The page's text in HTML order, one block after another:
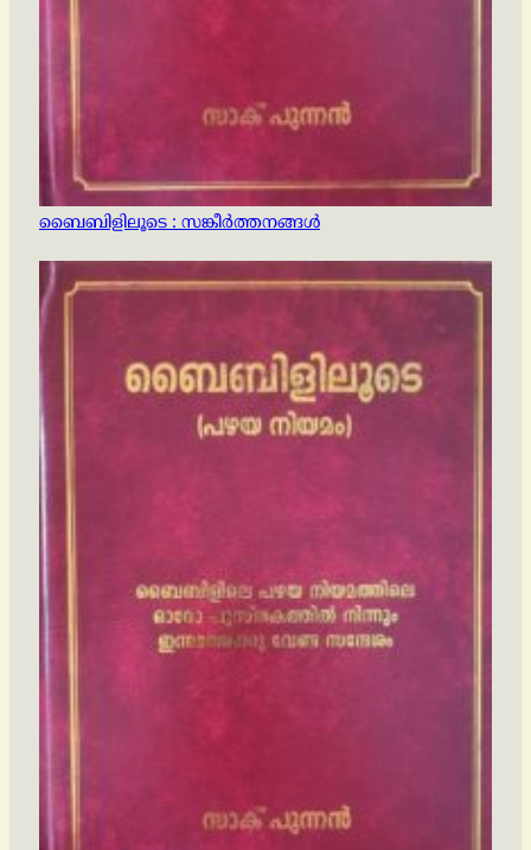
ബൈബിളിലൂടെ : സങ്കീര്‍ത്തനങ്ങള്‍